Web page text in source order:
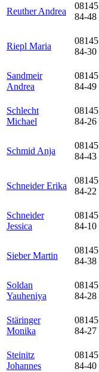
Reuther Andrea
08145
84-48
Riepl Maria
08145
84-30
Sandmeir
Andrea
08145
84-49
Schlecht
Michael
08145
84-26
Schmid Anja
08145
84-43
Schneider Erika
08145
84-22
Schneider
Jessica
08145
84-10
Sieber Martin
08145
84-38
Soldan
Yauheniya
08145
84-28
Stäringer
Monika
08145
84-27
Steinitz
Johannes
08145
84-40